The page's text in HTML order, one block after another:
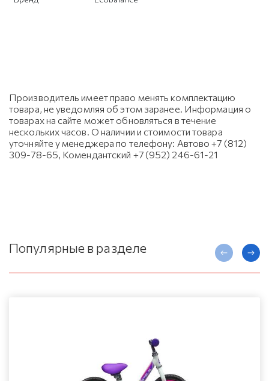
Производитель имеет право менять комплектацию
товара, не уведомляя об этом заранее. Информация о
товарах на сайте может обновляться в течение
нескольких часов. О наличии и стоимости товара
уточняйте у менеджера по телефону: Автово +7 (812)
309-78-65, Комендантский +7 (952) 246-61-21
Популярные в разделе